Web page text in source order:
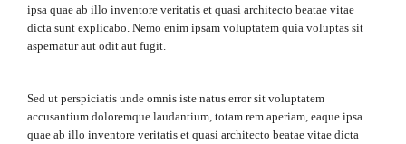
ipsa quae ab illo inventore veritatis et quasi architecto beatae vitae
dicta sunt explicabo. Nemo enim ipsam voluptatem quia voluptas sit
aspernatur aut odit aut fugit.
Sed ut perspiciatis unde omnis iste natus error sit voluptatem
accusantium doloremque laudantium, totam rem aperiam, eaque ipsa
quae ab illo inventore veritatis et quasi architecto beatae vitae dicta